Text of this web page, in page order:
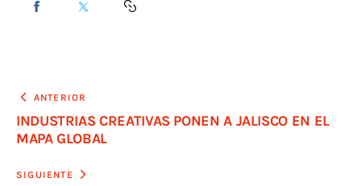
ANTERIOR
INDUSTRIAS CREATIVAS PONEN A JALISCO EN EL
MAPA GLOBAL
SIGUIENTE